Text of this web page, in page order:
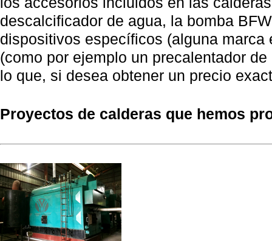
descalcificador de agua, la bomba
dispositivos específicos (alguna
(como por ejemplo un precalentador
lo que, si desea obtener un precio
Proyectos de calderas que hemos